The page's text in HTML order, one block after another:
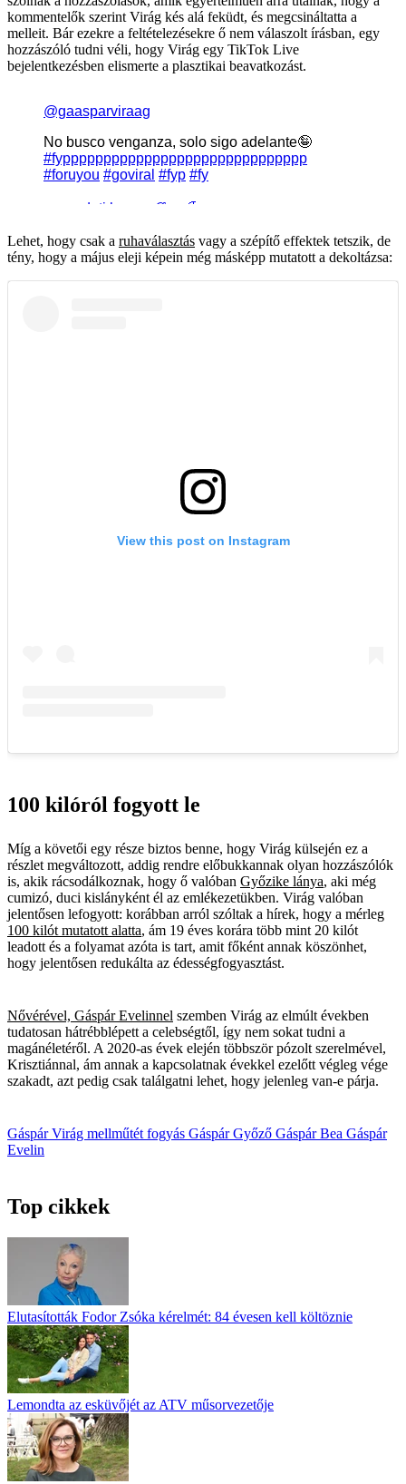
kommentelők szerint Virág kés alá feküdt, és megcsináltatta a
melleit. Bár ezekre a feltételezésekre ő nem válaszolt írásban, egy
hozzászóló tudni véli, hogy Virág egy TikTok Live
bejelentkezésben elismerte a plasztikai beavatkozást.
Lehet, hogy csak a ruhaválasztás vagy a szépítő effektek tetszik, de
tény, hogy a május eleji képein még másképp mutatott a dekoltázsa:
100 kilóról fogyott le
Míg a követői egy része biztos benne, hogy Virág külsején ez a
részlet megváltozott, addig rendre előbukkannak olyan hozzászólók
is, akik rácsodálkoznak, hogy ő valóban Győzike lánya, aki még
cumizó, duci kislányként él az emlékezetükben. Virág valóban
jelentősen lefogyott: korábban arról szóltak a hírek, hogy a mérleg
100 kilót mutatott alatta, ám 19 éves korára több mint 20 kilót
leadott és a folyamat azóta is tart, amit főként annak köszönhet,
hogy jelentősen redukálta az édességfogyasztást.
Nővérével, Gáspár Evelinnel szemben Virág az elmúlt években
tudatosan hátrébblépett a celebségtől, így nem sokat tudni a
magánéletéről. A 2020-as évek elején többször pózolt szerelmével,
Krisztiánnal, ám annak a kapcsolatnak évekkel ezelőtt végleg vége
szakadt, azt pedig csak találgatni lehet, hogy jelenleg van-e párja.
Gáspár Virág mellműtét fogyás Gáspár Győző Gáspár Bea Gáspár
Evelin
Top cikkek
Elutasították Fodor Zsóka kérelmét: 84 évesen kell költöznie
Lemondta az esküvőjét az ATV műsorvezetője